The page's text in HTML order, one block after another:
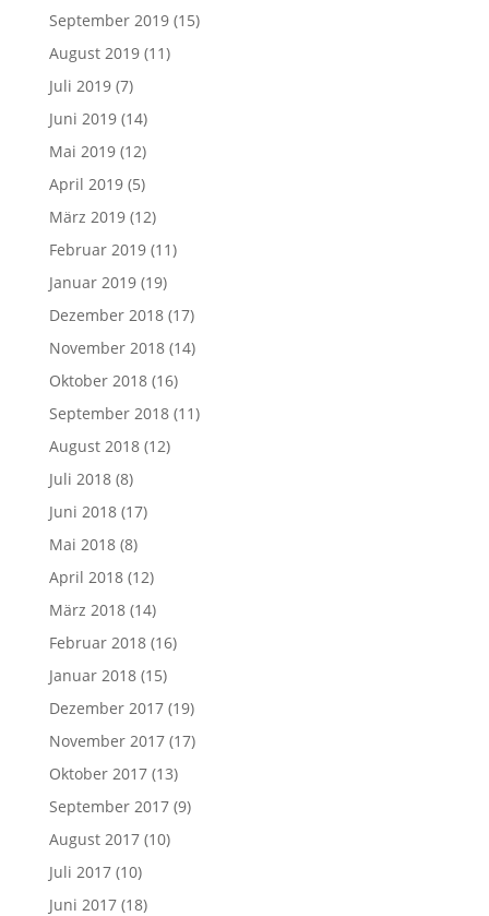
September 2019(15)
August 2019(11)
Juli 2019(7)
Juni 2019(14)
Mai 2019(12)
April 2019(5)
März 2019(12)
Februar 2019(11)
Januar 2019(19)
Dezember 2018(17)
November 2018(14)
Oktober 2018(16)
September 2018(11)
August 2018(12)
Juli 2018(8)
Juni 2018(17)
Mai 2018(8)
April 2018(12)
März 2018(14)
Februar 2018(16)
Januar 2018(15)
Dezember 2017(19)
November 2017(17)
Oktober 2017(13)
September 2017(9)
August 2017(10)
Juli 2017(10)
Juni 2017(18)